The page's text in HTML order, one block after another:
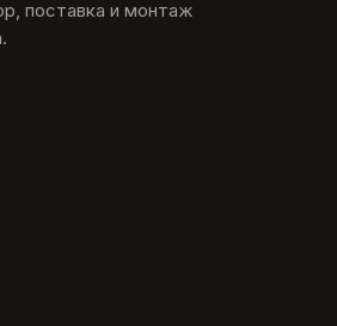
поставка и монтаж